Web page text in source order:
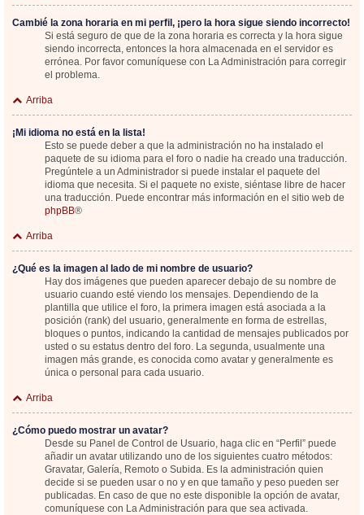
Cambié la zona horaria en mi perfil, ¡pero la hora sigue siendo incorrecto!
Si está seguro de que de la zona horaria es correcta y la hora sigue
siendo incorrecta, entonces la hora almacenada en el servidor es
errónea. Por favor comuníquese con La Administración para corregir
el problema.
Arriba
¡Mi idioma no está en la lista!
Esto se puede deber a que la administración no ha instalado el
paquete de su idioma para el foro o nadie ha creado una traducción.
Pregúntele a un Administrador si puede instalar el paquete del
idioma que necesita. Si el paquete no existe, siéntase libre de hacer
una traducción. Puede encontrar más información en el sitio web de
phpBB®
Arriba
¿Qué es la imagen al lado de mi nombre de usuario?
Hay dos imágenes que pueden aparecer debajo de su nombre de
usuario cuando esté viendo los mensajes. Dependiendo de la
plantilla que utilice el foro, la primera imagen está asociada a la
posición (rank) del usuario, generalmente en forma de estrellas,
bloques o puntos, indicando la cantidad de mensajes publicados por
usted o su estatus dentro del foro. La segunda, usualmente una
imagen más grande, es conocida como avatar y generalmente es
única o personal para cada usuario.
Arriba
¿Cómo puedo mostrar un avatar?
Desde su Panel de Control de Usuario, haga clic en “Perfil” puede
añadir un avatar utilizando uno de los siguientes cuatro métodos:
Gravatar, Galería, Remoto o Subida. Es la administración quien
decide si se pueden usar o no y en que tamaño y peso pueden ser
publicadas. En caso de que no este disponible la opción de avatar,
comuníquese con La Administración para que sea activada.